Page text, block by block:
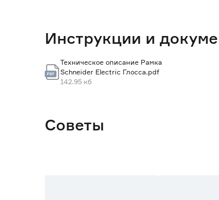
Инструкции и
Техническое описание Рамка
Schneider Electric Глосса.pdf
142.95 кб
Советы